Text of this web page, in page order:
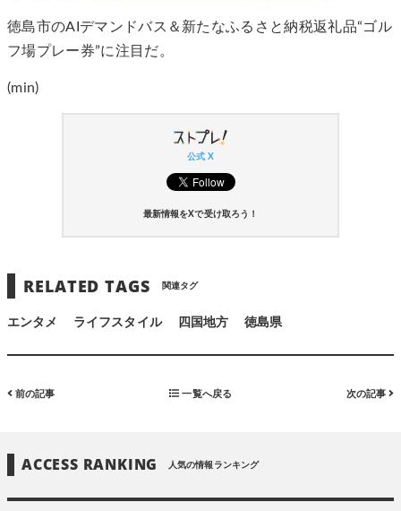
徳島市のAIデマンドバス＆新たなふるさと納税返礼品“ゴル
フ場プレー券”に注目だ。
(min)
公式 X
最新情報をXで受け取ろう！
RELATED TAGS 関連タグ
エンタメ ライフスタイル 四国地方 徳島県
前の記事 一覧へ戻る 次の記事
ACCESS RANKING 人気の情報ランキング